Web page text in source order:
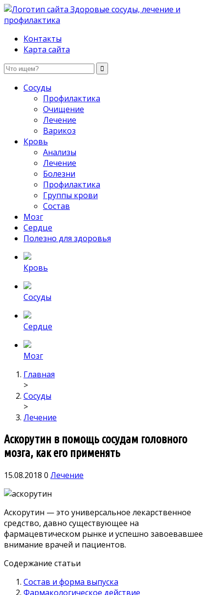
Здоровые сосуды, лечение и профилактика
Контакты
Карта сайта
Сосуды
Профилактика
Очищение
Лечение
Варикоз
Кровь
Анализы
Лечение
Болезни
Профилактика
Группы крови
Состав
Мозг
Сердце
Полезно для здоровья
Кровь
Сосуды
Сердце
Мозг
Главная
>
Сосуды
>
Лечение
Аскорутин в помощь сосудам головного
мозга, как его применять
15.08.2018 0 Лечение
Аскорутин — это универсальное лекарственное
средство, давно существующее на
фармацевтическом рынке и успешно завоевавшее
внимание врачей и пациентов.
Содержание статьи
Состав и форма выпуска
Фармакологическое действие